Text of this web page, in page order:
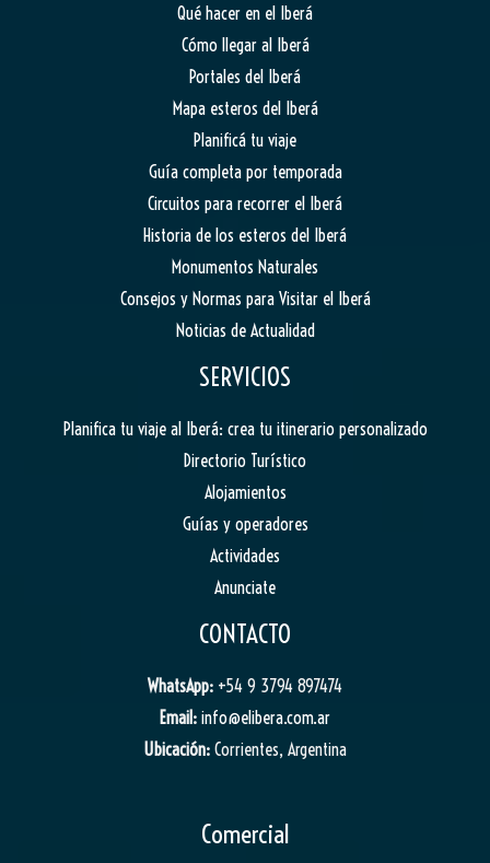
Qué hacer en el Iberá
Cómo llegar al Iberá
Portales del Iberá
Mapa esteros del Iberá
Planificá tu viaje
Guía completa por temporada
Circuitos para recorrer el Iberá
Historia de los esteros del Iberá
Monumentos Naturales
Consejos y Normas para Visitar el Iberá
Noticias de Actualidad
SERVICIOS
Planifica tu viaje al Iberá: crea tu itinerario personalizado
Directorio Turístico
Alojamientos
Guías y operadores
Actividades
Anunciate
CONTACTO
WhatsApp: +54 9 3794 897474
Email: info@elibera.com.ar
Ubicación: Corrientes, Argentina
Comercial